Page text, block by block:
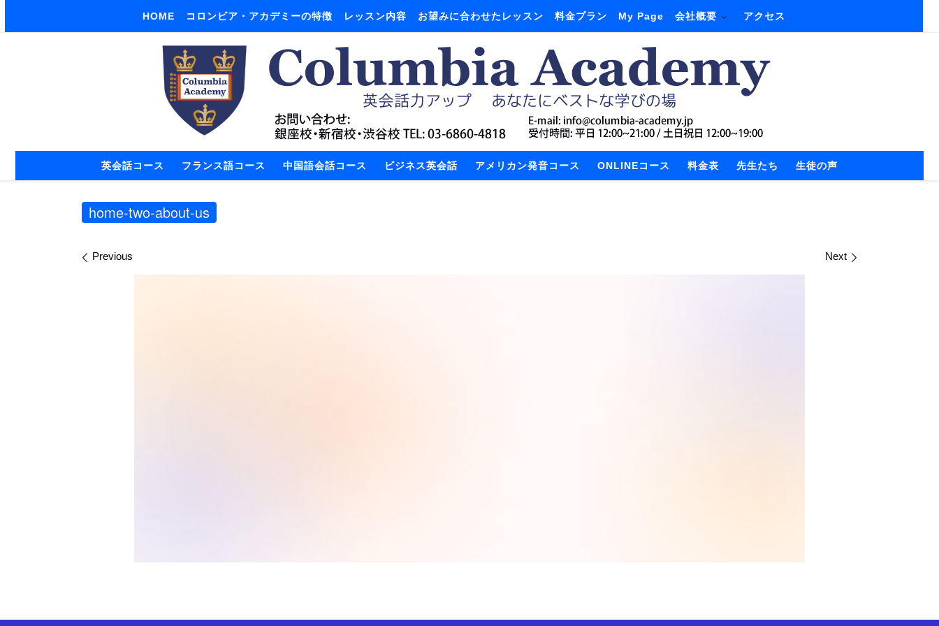
HOME コロンビア・アカデミーの特徴 レッスン内容 お望みに合わせたレッスン 料金プラン My Page 会社概要 アクセス
英会話コース フランス語コース 中国語会話コース ビジネス英会話 アメリカン発音コース ONLINEコース 料金表 先生たち 生徒の声
home-two-about-us
Images navigation
Previous Next